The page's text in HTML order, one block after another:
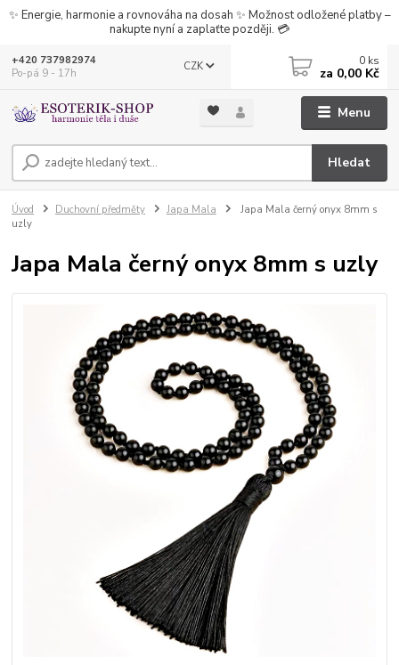
✨ Energie, harmonie a rovnováha na dosah ✨ Možnost odložené platby –
nakupte nyní a zaplaťte později. 💳
Menu
CZK
Hledat
+420 737982974
Po-pá 9 - 17h
0 ks
za 0,00 Kč
Úvod Duchovní předměty Japa Mala
Japa Mala černý onyx 8mm s
uzly
Japa Mala černý onyx 8mm s uzly